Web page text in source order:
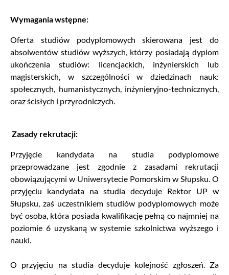
Wymagania wstępne:
Oferta studiów podyplomowych skierowana jest do
absolwentów studiów wyższych, którzy posiadają dyplom
ukończenia studiów: licencjackich, inżynierskich lub
magisterskich, w szczególności w dziedzinach nauk:
społecznych, humanistycznych, inżynieryjno-technicznych,
oraz ścisłych i przyrodniczych.
Zasady rekrutacji:
Przyjęcie kandydata na studia podyplomowe
przeprowadzane jest zgodnie z zasadami rekrutacji
obowiązującymi w Uniwersytecie Pomorskim w Słupsku. O
przyjęciu kandydata na studia decyduje Rektor UP w
Słupsku, zaś uczestnikiem studiów podyplomowych może
być osoba, która posiada kwalifikację pełną co najmniej na
poziomie 6 uzyskaną w systemie szkolnictwa wyższego i
nauki.
O przyjęciu na studia decyduje kolejność zgłoszeń. Za